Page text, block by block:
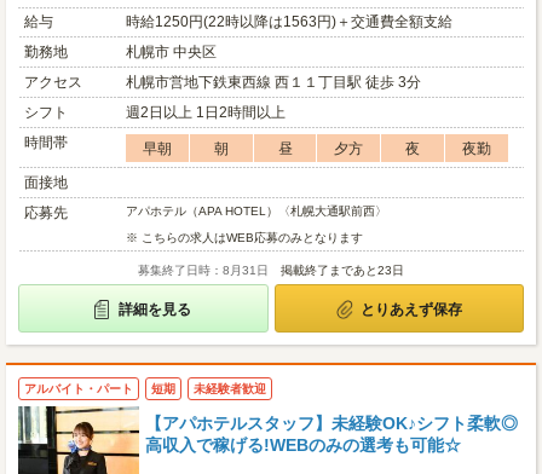
給与
時給1250円(22時以降は1563円)＋交通費全額支給
勤務地
札幌市 中央区
アクセス
札幌市営地下鉄東西線 西１１丁目駅 徒歩 3分
シフト
週2日以上 1日2時間以上
時間帯
早朝 朝 昼 夕方 夜
夜勤
面接地
応募先
アパホテル（APA HOTEL）〈札幌大通駅前西〉
※ こちらの求人はWEB応募のみとなります
募集終了日時：8月31日 掲載終了まであと23日
詳細を見る とりあえず保存
アルバイト・パート 短期 未経験者歓迎
【アパホテルスタッフ】未経験OK♪シフト柔軟◎
高収入で稼げる!WEBのみの選考も可能☆